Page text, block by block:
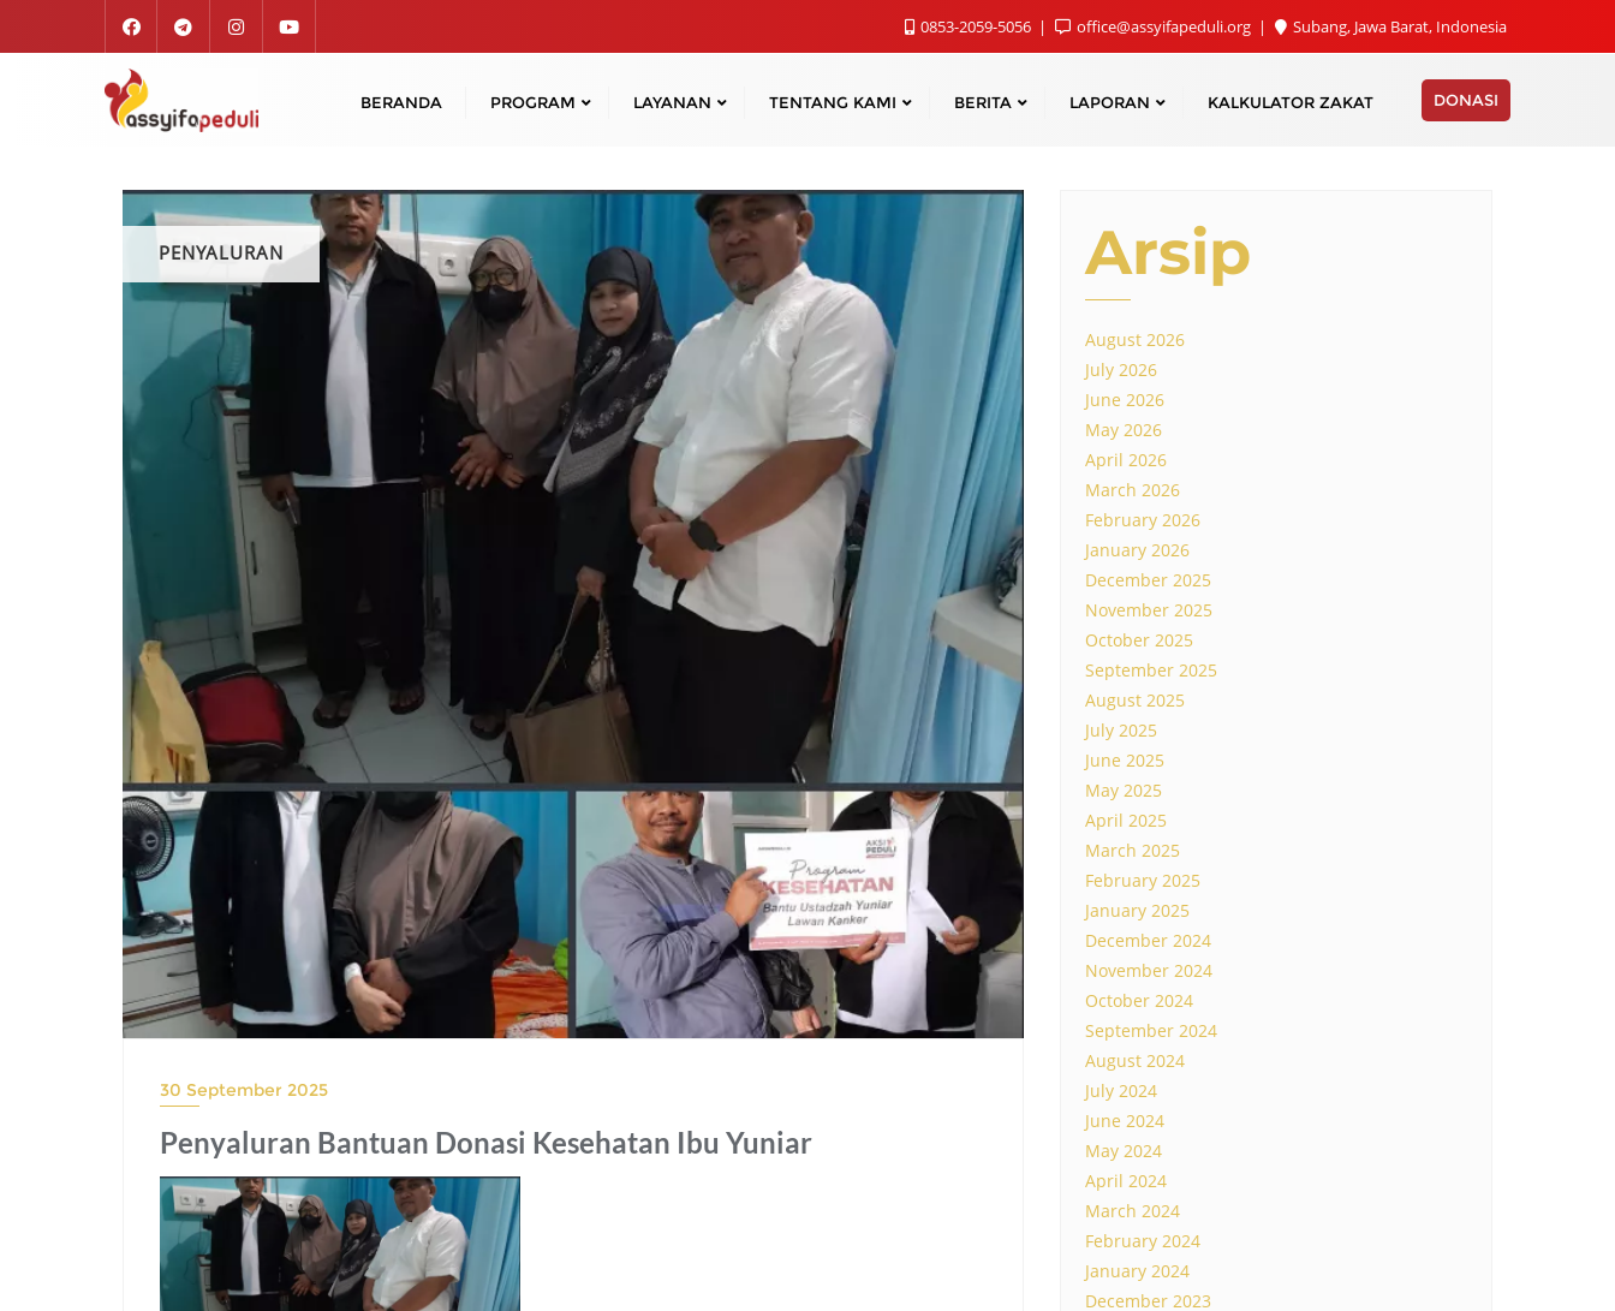
0853-2059-5056 office@assyifapeduli.org Subang, Jawa Barat, Indonesia
BERANDA PROGRAM LAYANAN TENTANG KAMI BERITA LAPORAN KALKULATOR ZAKAT DONASI
PENYALURAN
30 September 2025
Penyaluran Bantuan Donasi Kesehatan Ibu Yuniar
Arsip
August 2026
July 2026
June 2026
May 2026
April 2026
March 2026
February 2026
January 2026
December 2025
November 2025
October 2025
September 2025
August 2025
July 2025
June 2025
May 2025
April 2025
March 2025
February 2025
January 2025
December 2024
November 2024
October 2024
September 2024
August 2024
July 2024
June 2024
May 2024
April 2024
March 2024
February 2024
January 2024
December 2023